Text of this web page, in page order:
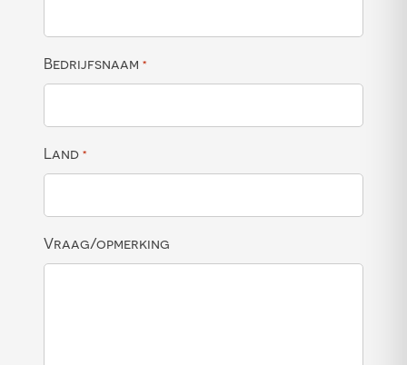
Bedrijfsnaam *
Land *
Vraag/opmerking